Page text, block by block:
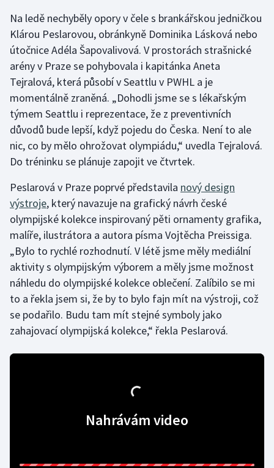
Judo
Krasobruslení
Lezení
Lyže a snowboard
Moderní pětiboj
Motorsport
Olympijské hry
Parasport
Plavání
Plážový volejbal
Ragby
Na ledě nechyběly opory v čele s brankářskou jedničkou
Klárou Peslarovou, obránkyně Dominika Lásková nebo
útočnice Adéla Šapovalivová. V prostorách strašnické
arény v Praze se pohybovala i kapitánka Aneta
Tejralová, která působí v Seattlu v PWHL a je
momentálně zraněná. „Dohodli jsme se s lékařským
týmem Seattlu i reprezentace, že z preventivních
důvodů bude lepší, když pojedu do Česka. Není to ale
nic, co by mělo ohrožovat olympiádu,“ uvedla Tejralová.
Do tréninku se plánuje zapojit ve čtvrtek.
Peslarová v Praze poprvé představila nový design
výstroje, který navazuje na grafický návrh české
olympijské kolekce inspirovaný pěti ornamenty grafika,
malíře, ilustrátora a autora písma Vojtěcha Preissiga.
„Bylo to rychlé rozhodnutí. V létě jsme měly mediální
aktivity s olympijským výborem a měly jsme možnost
náhledu do olympijské kolekce oblečení. Zalíbilo se mi
to a řekla jsem si, že by to bylo fajn mít na výstroji, což
se podařilo. Budu tam mít stejné symboly jako
zahajovací olympijská kolekce,“ řekla Peslarová.
Nahrávám video